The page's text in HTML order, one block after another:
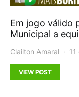
Em jogo válido
Municipal a
Clailton Amaral
VIEW POST